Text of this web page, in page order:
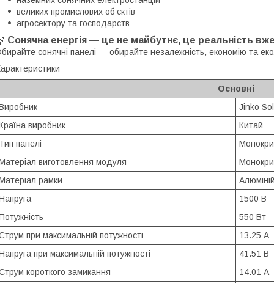
великих промислових об’єктів
агросектору та господарств
Сонячна енергія — це не майбутнє, це реальність
сонячні панелі — обирайте незалежність, економію та
Основні
Jinko
виробник
Китай
Тип панелі
виготовлення модуля
рамки
1500 В
550 Вт
при максимальній потужності
13.25 А
при максимальній потужності
41.51 В
короткого замикання
14.01 А